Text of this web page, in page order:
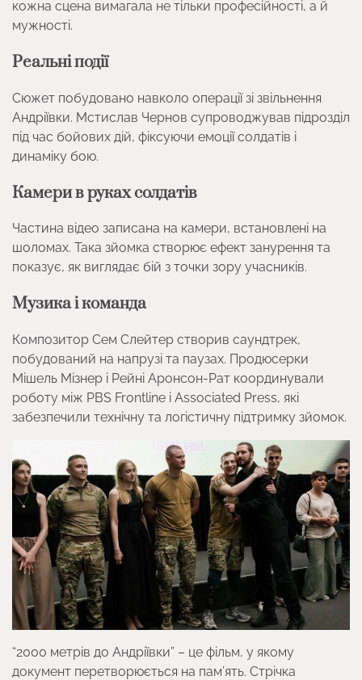
кожна сцена вимагала не тільки професійності, а й
мужності.
Реальні події
Сюжет побудовано навколо операції зі звільнення
Андріївки. Мстислав Чернов супроводжував підрозділ
під час бойових дій, фіксуючи емоції солдатів і
динаміку бою.
Камери в руках солдатів
Частина відео записана на камери, встановлені на
шоломах. Така зйомка створює ефект занурення та
показує, як виглядає бій з точки зору учасників.
Музика і команда
Композитор Сем Слейтер створив саундтрек,
побудований на напрузі та паузах. Продюсерки
Мішель Мізнер і Рейні Аронсон-Рат координували
роботу між PBS Frontline і Associated Press, які
забезпечили технічну та логістичну підтримку зйомок.
“2000 метрів до Андріївки” – це фільм, у якому
документ перетворюється на пам’ять. Стрічка